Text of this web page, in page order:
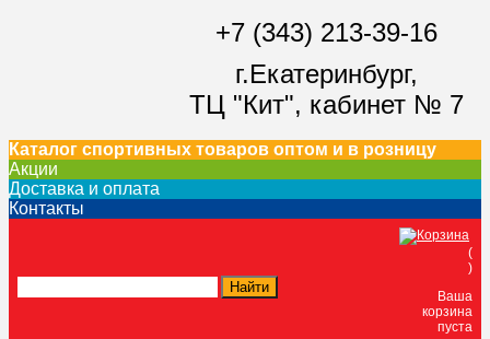
+7 (343) 213-39-16
г.Екатеринбург,
ТЦ "Кит", кабинет № 7
Каталог спортивных товаров оптом и в розницу
Акции
Доставка и оплата
Контакты
(
)
Ваша
корзина
пуста